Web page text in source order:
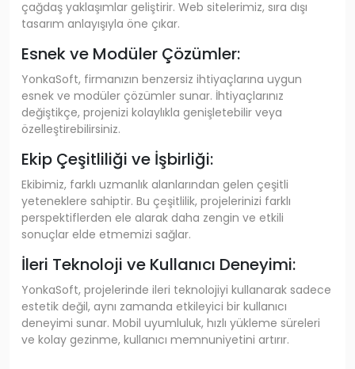
çağdaş yaklaşımlar geliştirir. Web sitelerimiz, sıra dışı
tasarım anlayışıyla öne çıkar.
Esnek ve Modüler Çözümler:
YonkaSoft, firmanızın benzersiz ihtiyaçlarına uygun
esnek ve modüler çözümler sunar. İhtiyaçlarınız
değiştikçe, projenizi kolaylıkla genişletebilir veya
özelleştirebilirsiniz.
Ekip Çeşitliliği ve İşbirliği:
Ekibimiz, farklı uzmanlık alanlarından gelen çeşitli
yeteneklere sahiptir. Bu çeşitlilik, projelerinizi farklı
perspektiflerden ele alarak daha zengin ve etkili
sonuçlar elde etmemizi sağlar.
İleri Teknoloji ve Kullanıcı Deneyimi:
YonkaSoft, projelerinde ileri teknolojiyi kullanarak sadece
estetik değil, aynı zamanda etkileyici bir kullanıcı
deneyimi sunar. Mobil uyumluluk, hızlı yükleme süreleri
ve kolay gezinme, kullanıcı memnuniyetini artırır.